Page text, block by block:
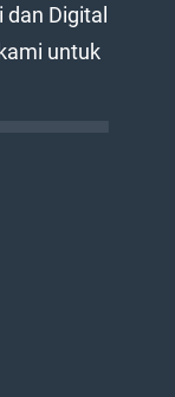
Digital
untuk